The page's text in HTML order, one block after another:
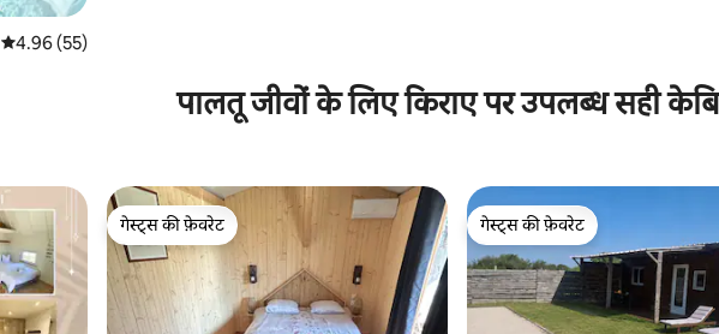
औसत रेटिंग 5 में से 4.96, 55 समीक्षाएँ
4.96 (55)
पालतू जीवों के लिए किराए पर उपलब्ध सही
गेस्ट्स की फ़ेवरेट
गेस्ट्स की फ़ेवरेट
गेस्ट्स की फ़ेवरेट
गेस्ट्स की फ़ेवरेट